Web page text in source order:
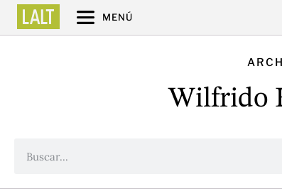
MENÚ
Wilfrido